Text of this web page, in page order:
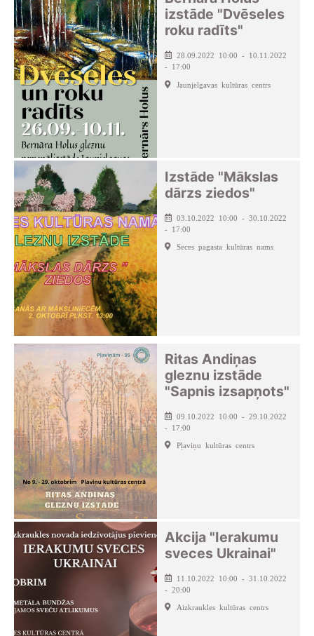
izstāde "Dvēseles
roku radīts"
28.09.2022 10:00 - 10.11.2022
- 17:00
Jaunjelgavas kultūras centrs
Izstāde "Mākslas
dārzs ziedos"
03.10.2022 10:00 - 30.10.2022
- 17:00
Seces pagasta kultūras nams
Ritas Andiņas
gleznu izstāde
"Sapnis izsapņots"
09.10.2022 10:00 - 29.10.2022
- 17:00
Pļaviņu kultūras centrs
Akcija "Ierakumu
sveces Ukrainai"
11.10.2022 10:00 - 31.10.2022
- 20:00
Aizkraukles kultūras centrs